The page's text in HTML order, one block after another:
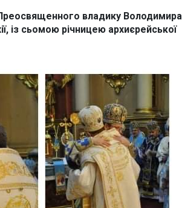
Преосвященного владику
із сьомою річницею архиєрейської